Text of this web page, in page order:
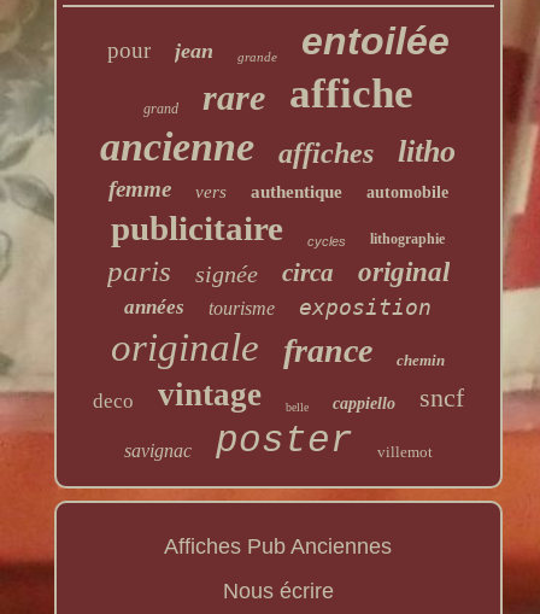
pour jean grande entoilée
grand rare affiche
ancienne affiches litho
femme vers authentique automobile
publicitaire cycles lithographie
paris signée circa original
années tourisme exposition
originale france chemin
deco vintage belle cappiello sncf
savignac poster villemot
Affiches Pub Anciennes
Nous écrire